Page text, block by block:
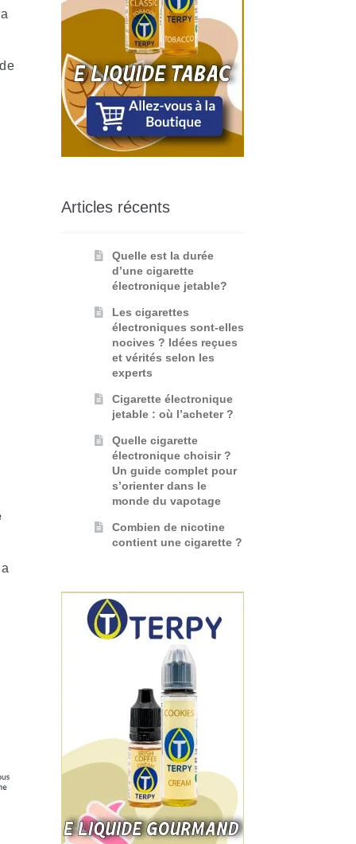
Articles récents
Quelle est la durée
d’une cigarette
électronique jetable?
Les cigarettes
électroniques sont-elles
nocives ? Idées reçues
et vérités selon les
experts
Cigarette électronique
jetable : où l’acheter ?
Quelle cigarette
électronique choisir ?
Un guide complet pour
s’orienter dans le
monde du vapotage
Combien de nicotine
contient une cigarette ?